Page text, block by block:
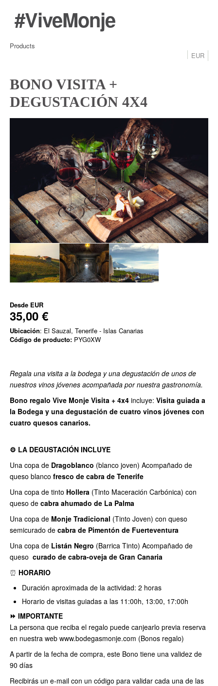
#ViveMonje
Products
EUR
BONO VISITA +
DEGUSTACIÓN 4X4
Desde EUR
35,00 €
Ubicación: El Sauzal, Tenerife - Islas Canarias
Código de producto: PYG0XW
Regala una visita a la bodega y una degustación de unos de
nuestros vinos jóvenes acompañada por nuestra gastronomía.
Bono regalo Vive Monje Visita + 4x4 incluye: Visita guiada a
la Bodega y una degustación de cuatro vinos jóvenes con
cuatro quesos canarios.
⚙ LA DEGUSTACIÓN INCLUYE
Una copa de Dragoblanco (blanco joven) Acompañado de
queso blanco fresco de cabra de Tenerife
Una copa de tinto Hollera (Tinto Maceración Carbónica) con
queso de cabra ahumado de La Palma
Una copa de Monje Tradicional (Tinto Joven) con queso
semicurado de cabra de Pimentón de Fuerteventura
Una copa de Listán Negro (Barrica Tinto) Acompañado de
queso curado de cabra-oveja de Gran Canaria
⏰ HORARIO
Duración aproximada de la actividad: 2 horas
Horario de visitas guiadas a las 11:00h, 13:00, 17:00h
⏩ IMPORTANTE
La persona que reciba el regalo puede canjearlo previa reserva
en nuestra web www.bodegasmonje.com (Bonos regalo)
A partir de la fecha de compra, este Bono tiene una validez de
90 días
Recibirás un e-mail con un código para validar cada una de las